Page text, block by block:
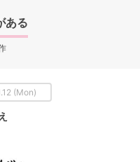
ある
(Mon)